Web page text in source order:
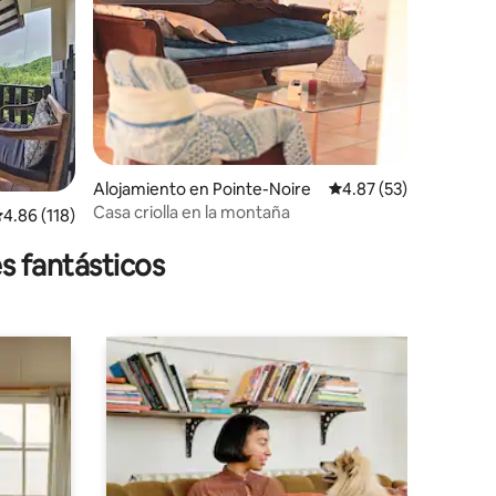
promedio: 4.86 de 5, 118 reseñas
4.86 (118)
Alojamiento en Pointe-Noire Calificación
4.87 (53)
Casa criolla en la montaña
fantásticos